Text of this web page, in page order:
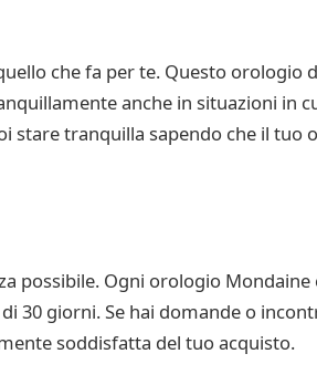
che fa per te. Questo orologio
anche in situazioni in
stare tranquilla sapendo che il
possibile. Ogni orologio Mondaine
30 giorni. Se hai domande o
soddisfatta del tuo acquisto.